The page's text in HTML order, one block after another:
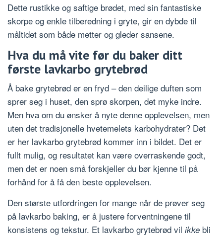
Dette rustikke og saftige brødet, med sin fantastiske
skorpe og enkle tilberedning i gryte, gir en dybde til
måltidet som både metter og gleder sansene.
Hva du må vite før du baker ditt
første lavkarbo grytebrød
Å bake grytebrød er en fryd – den deilige duften som
sprer seg i huset, den sprø skorpen, det myke indre.
Men hva om du ønsker å nyte denne opplevelsen, men
uten det tradisjonelle hvetemelets karbohydrater? Det
er her lavkarbo grytebrød kommer inn i bildet. Det er
fullt mulig, og resultatet kan være overraskende godt,
men det er noen små forskjeller du bør kjenne til på
forhånd for å få den beste opplevelsen.
Den største utfordringen for mange når de prøver seg
på lavkarbo baking, er å justere forventningene til
konsistens og tekstur. Et lavkarbo grytebrød vil ikke bli